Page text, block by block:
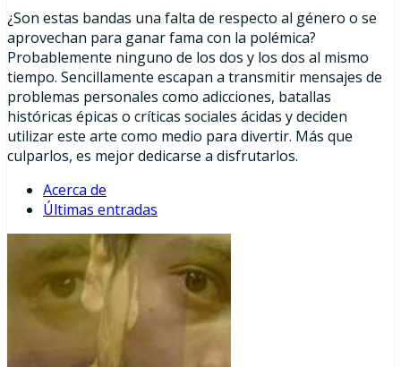
¿Son estas bandas una falta de respecto al género o se
aprovechan para ganar fama con la polémica?
Probablemente ninguno de los dos y los dos al mismo
tiempo. Sencillamente escapan a transmitir mensajes de
problemas personales como adicciones, batallas
históricas épicas o críticas sociales ácidas y deciden
utilizar este arte como medio para divertir. Más que
culparlos, es mejor dedicarse a disfrutarlos.
Acerca de
Últimas entradas